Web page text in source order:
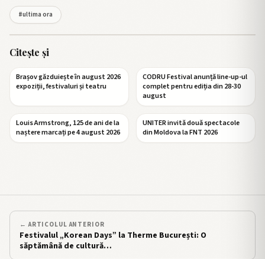
#ultima ora
Citește și
Brașov găzduiește în august 2026
expoziții, festivaluri și teatru
CODRU Festival anunță line-up-ul
complet pentru ediția din 28-30
august
Louis Armstrong, 125 de ani de la
naștere marcați pe 4 august 2026
UNITER invită două spectacole
din Moldova la FNT 2026
← ARTICOLUL ANTERIOR
Festivalul „Korean Days” la Therme București: O
săptămână de cultură…